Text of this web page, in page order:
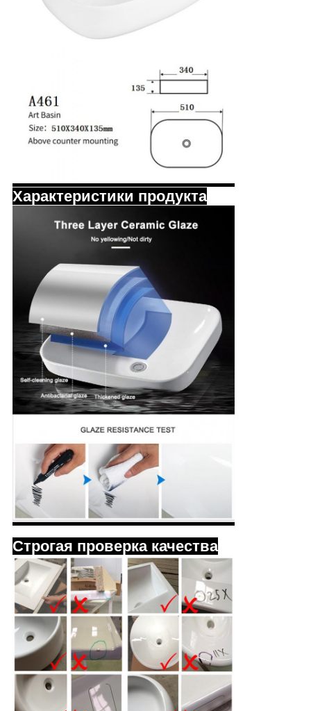
Характеристики продукта
Строгая проверка качества